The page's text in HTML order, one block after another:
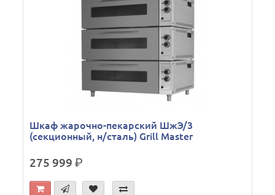
Шкаф жарочно-пекарский ШжЭ/3
(секционный, н/сталь) Grill Master
275 999р.